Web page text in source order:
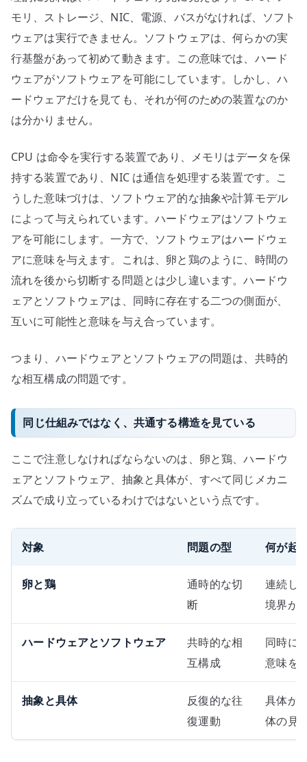
モリ、ストレージ、NIC、電源、バスがなければ、ソフト
ウェアは実行できません。ソフトウェアは、何らかの実
行基盤があって初めて動きます。この意味では、ハード
ウェアがソフトウェアを可能にしています。しかし、ハ
ードウェアだけを見ても、それが何のための装置なのか
は分かりません。
CPU は命令を実行する装置であり、メモリはデータを保
持する装置であり、NIC は通信を処理する装置です。こ
うした意味づけは、ソフトウェア的な抽象や計算モデル
によって与えられています。ハードウェアはソフトウェ
アを可能にします。一方で、ソフトウェアはハードウェ
アに意味を与えます。これは、卵と鶏のように、時間の
流れを後から切断する問題とは少し違います。ハードウ
ェアとソフトウェアは、同時に存在する二つの側面が、
互いに可能性と意味を与え合っています。
つまり、ハードウェアとソフトウェアの問題は、共時的
な相互構成の問題です。
同じ仕組みではなく、共通する構造を見ている
ここで注意しなければならないのは、卵と鶏、ハードウ
ェアとソフトウェア、抽象と具体が、すべて同じメカニ
ズムで成り立っているわけではないという点です。
対象 問題の型 何が起
卵と鶏
通時的な切
断
連続し
境界が
ハードウェアとソフトウェア
共時的な相
互構成
同時に
意味を
抽象と具体
反復的な往
復運動
具体か
体の見